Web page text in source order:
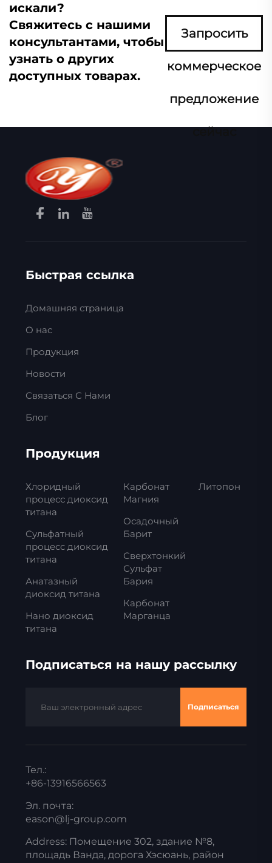
искали?
Свяжитесь с нашими
консультантами, чтобы
узнать о других
доступных товарах.
Запросить
коммерческое
предложение
сейчас
Быстрая ссылка
Домашняя страница
О нас
Продукция
Новости
Связаться С Нами
Блог
Продукция
Хлоридный
процесс диоксид
титана
Сульфатный
процесс диоксид
титана
Анатазный
диоксид титана
Нано диоксид
титана
Карбонат
Магния
Осадочный
Барит
Сверхтонкий
Сульфат
Бария
Карбонат
Марганца
Литопон
Подписаться на нашу рассылку
Подписаться
Тел.:
+86-13916566563
Эл. почта:
eason@lj-group.com
Address: Помещение 302, здание №8,
площадь Ванда, дорога Хэсюань, район